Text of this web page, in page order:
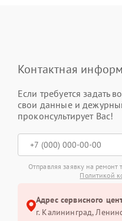
Контактная
Если требуется задать
свои данные и
проконсультирует Вас!
Отправляя заявку на ремонт
Политикой
Адрес сервисного
г. Калининград,